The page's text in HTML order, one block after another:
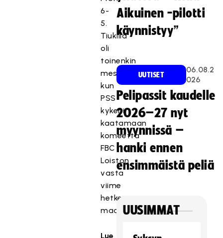
6-
5.
Tiukilla
oli
toinenkin
mestarisuosikki,
kun
PSS
kykeni
kaatamaan
komeetta
FBC
Loiston
vasta
viime
hetken
maalilla.
Lue
Aikuinen -pilotti
käynnistyy”
UUTISET
06.08.2
026
Pelipassit kaudelle
2026–27 nyt
myynnissä –
hanki ennen
ensimmäistä peliä
UUSIMMAT